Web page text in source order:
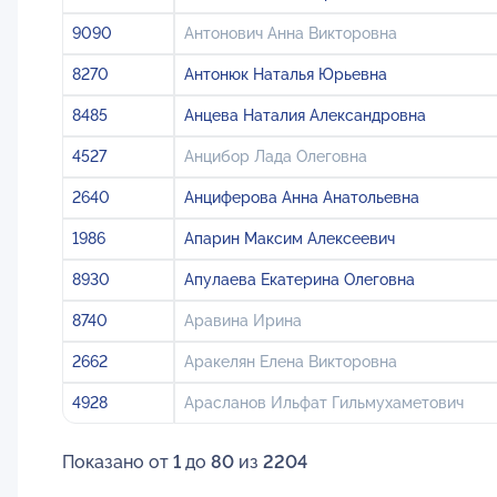
9090 Антонович Анна Викторовна
8270 Антонюк Наталья Юрьевна
8485 Анцева Наталия Александровна
4527 Анцибор Лада Олеговна
2640 Анциферова Анна Анатольевна
1986 Апарин Максим Алексеевич
8930 Апулаева Екатерина Олеговна
8740 Аравина Ирина
2662 Аракелян Елена Викторовна
4928 Арасланов Ильфат Гильмухаметович
Показано от 1 до 80 из 2204